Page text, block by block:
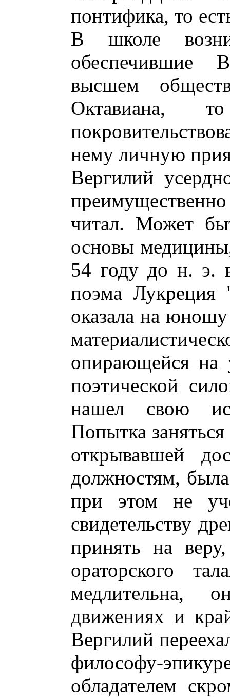
понтифика, то
В школе
обеспечившие
высшем
нему личную
Вергилий
читал. Может
основы
54 году до н. э.
поэма
оказала на
опирающейся на
поэтической
нашел свою
Попытка
открывавшей
должностям,
при этом не
свидетельству
принять на
ораторского
медлительна,
движениях и
Вергилий
философу-
обладателем